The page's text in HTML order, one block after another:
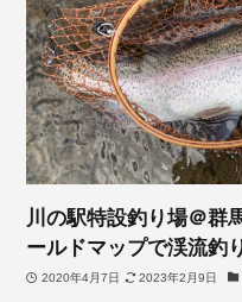
川の駅特設釣り場＠群
ールドマップで渓流釣
2020年4月7日 2023年2月9日